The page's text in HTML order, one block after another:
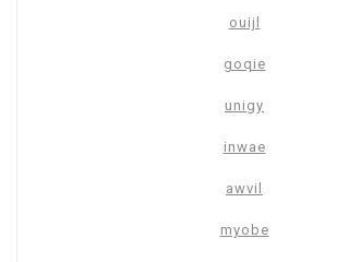
ouijl
goqie
unigy
inwae
awvil
myobe